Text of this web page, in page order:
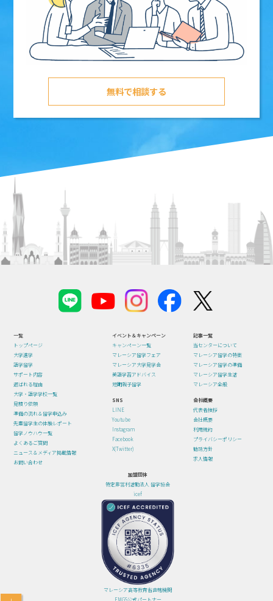
無料で相談する
一覧
トップページ
大学進学
語学留学
サポート内容
選ばれる理由
大学・語学学校一覧
見積り依頼
準備の流れ＆留学申込み
先輩留学生の体験レポート
留学ノウハウ一覧
よくあるご質問
ニュース＆メディア掲載情報
お問い合わせ
イベント＆キャンペーン
キャンペーン一覧
マレーシア留学フェア
マレーシア大学見学会
英語学習アドバイス
短期親子留学
記事一覧
当センターについて
マレーシア留学の特徴
マレーシア留学の準備
マレーシア留学生活
マレーシア全般
SNS
LINE
Youtube
Instagram
Facebook
X(Twitter)
会社概要
代表者挨拶
会社概要
利用規約
プライバシーポリシー
勧誘方針
求人情報
加盟団体
特定非営利活動法人 留学協会
icef
マレーシア高等教育省直轄機関
EMGS公式パートナー